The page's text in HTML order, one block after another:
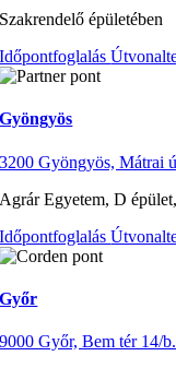
Szakrendelő épületében
Időpontfoglalás
Gyöngyös
3200 Gyöngyös, Mátrai
Agrár Egyetem, D
Időpontfoglalás
Győr
9000 Győr, Bem tér 14/b.